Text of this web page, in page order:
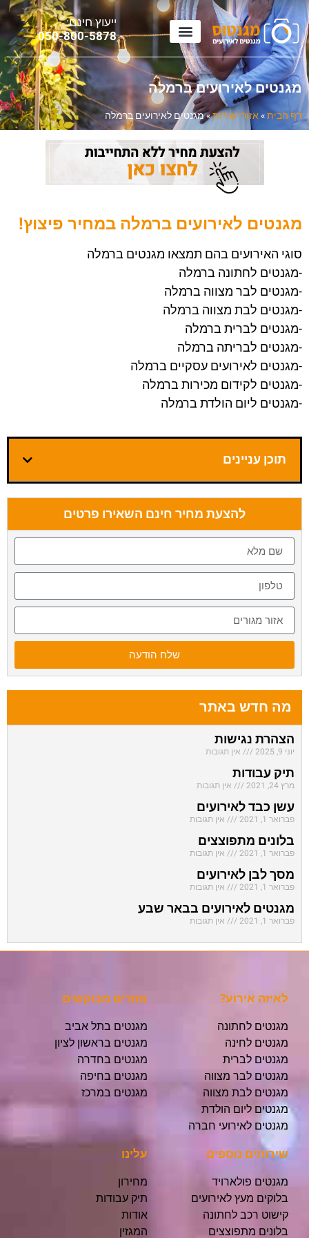
ייעוץ חינם:
050-800-5878
מגנטים לאירועים ברמלה
דף הבית»אזורי שירות»מגנטים לאירועים ברמלה
מגנטים לאירועים ברמלה במחיר פיצוץ!
סוגי האירועים בהם תמצאו מגנטים ברמלה
-מגנטים לחתונה ברמלה
-מגנטים לבר מצווה ברמלה
-מגנטים לבת מצווה ברמלה
-מגנטים לברית ברמלה
-מגנטים לבריתה ברמלה
-מגנטים לאירועים עסקיים ברמלה
-מגנטים לקידום מכירות ברמלה
-מגנטים ליום הולדת ברמלה
תוכן עניינים
להצעת מחיר חינם השאירו פרטים
שלח הודעה
מה חדש באתר
הצהרת נגישות
יוני 9, 2025 אין תגובות
תיק עבודות
מרץ 24, 2021 אין תגובות
עשן כבד לאירועים
פברואר 1, 2021 אין תגובות
בלונים מתפוצצים
פברואר 1, 2021 אין תגובות
מסך לבן לאירועים
פברואר 1, 2021 אין תגובות
מגנטים לאירועים בבאר שבע
פברואר 1, 2021 אין תגובות
לאיזה אירוע?
מגנטים לחתונה
מגנטים לחינה
מגנטים לברית
מגנטים לבר מצווה
מגנטים לבת מצווה
מגנטים ליום הולדת
מגנטים לאירועי חברה
אזורים מבוקשים
מגנטים בתל אביב
מגנטים בראשון לציון
מגנטים בחדרה
מגנטים בחיפה
מגנטים במרכז
שירותים נוספים
מגנטים פולארויד
בלוקים מעץ לאירועים
קישוט רכב לחתונה
בלונים מתפוצצים
עלינו
מחירון
תיק עבודות
אודות
המגזין